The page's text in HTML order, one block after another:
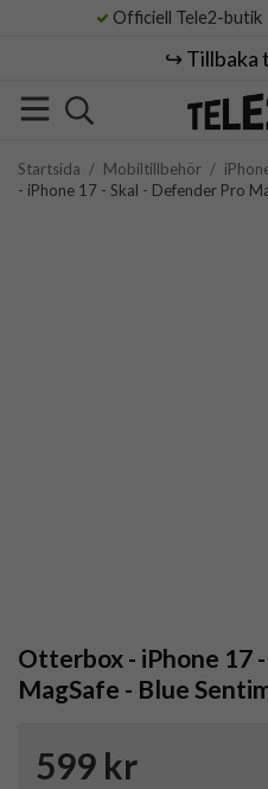
Officiell Tele2-butik
↪️ Tillbaka
Startsida / Mobiltillbehör /
- iPhone 17 - Skal - Defender Pro
Otterbox - iPhone 17
MagSafe - Blue
599 kr